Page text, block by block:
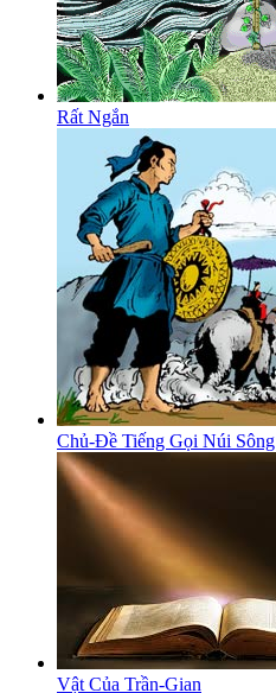
Rất Ngắn
Chủ-Đề Tiếng Gọi Núi Sông
Vật Của Trần-Gian